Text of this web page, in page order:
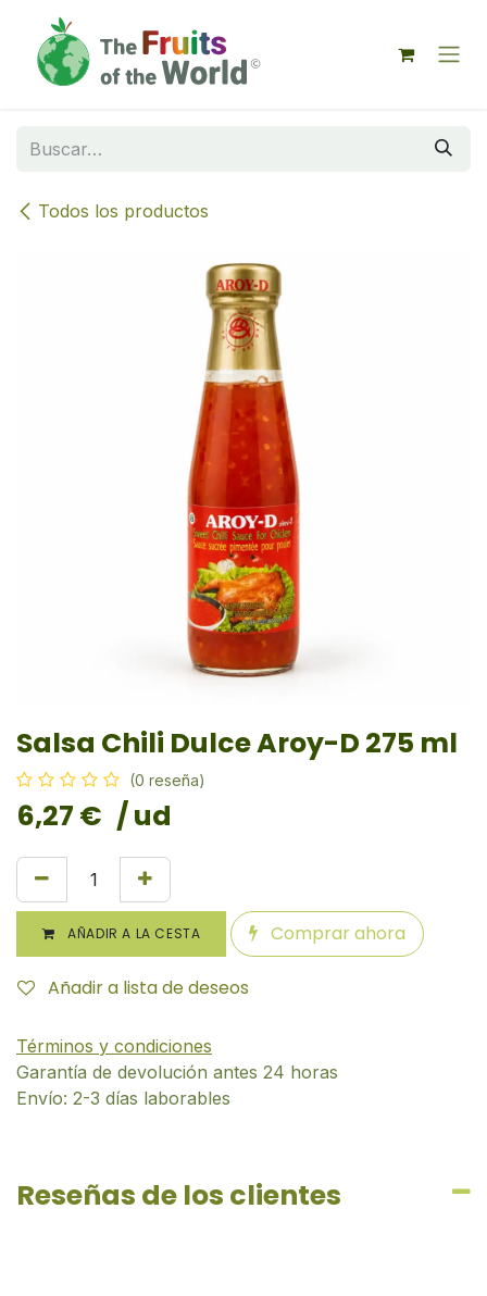
Todos los productos
Salsa Chili Dulce Aroy-D 275 ml
(0 reseña)
6,27 € / ud
AÑADIR A LA CESTA Comprar ahora
Añadir a lista de deseos
Términos y condiciones
Garantía de devolución antes 24 horas
Envío: 2-3 días laborables
Reseñas de los clientes